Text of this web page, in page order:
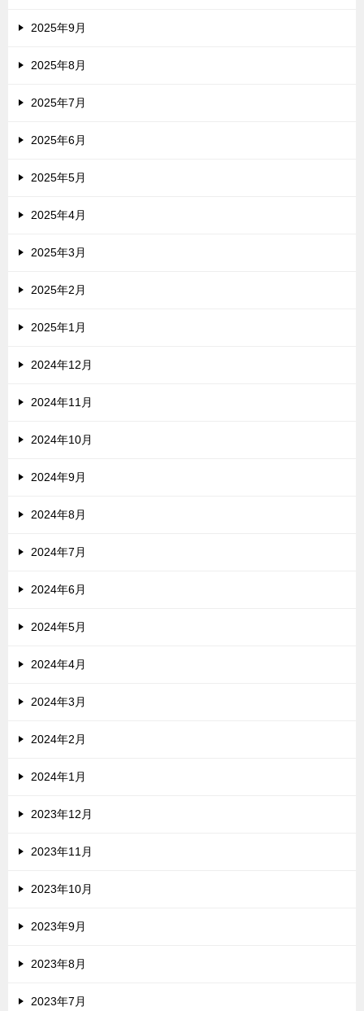
2025年9月
2025年8月
2025年7月
2025年6月
2025年5月
2025年4月
2025年3月
2025年2月
2025年1月
2024年12月
2024年11月
2024年10月
2024年9月
2024年8月
2024年7月
2024年6月
2024年5月
2024年4月
2024年3月
2024年2月
2024年1月
2023年12月
2023年11月
2023年10月
2023年9月
2023年8月
2023年7月